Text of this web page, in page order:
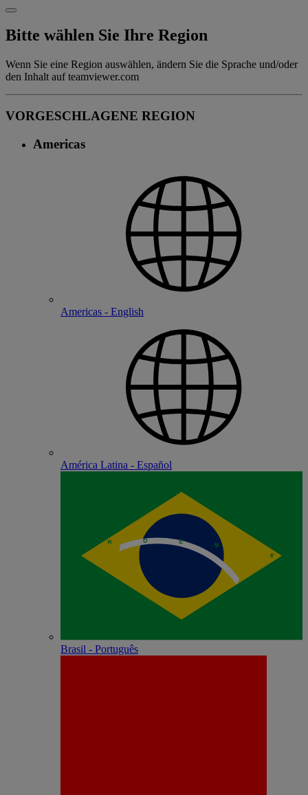
Bitte wählen Sie Ihre Region
Wenn Sie eine Region auswählen, ändern Sie die Sprache und/oder
den Inhalt auf teamviewer.com
VORGESCHLAGENE REGION
Americas
Americas - English
América Latina - Español
Brasil - Português